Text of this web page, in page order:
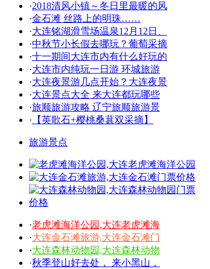
·2018清风小镇～冬日里最暖的风
·金石滩 丝路上的明珠……
·大连铭湖滑雪场温泉12月12日、
·中秋节小长假去哪玩？葡萄采摘
·十一期间大连市内有什么好玩的
·大连市内纯玩一日游 环城旅游
·大连夜景游几点开始？大连夜景
·大连景点大全 来大连都玩哪些
·旅顺旅游攻略 辽宁旅顺旅游景
· 【英歌石+樱桃桑葚双采摘】
旅游景点
·老虎滩海洋公园,大连老虎滩海
·大连金石滩旅游,大连金石滩门
·大连森林动物园,大连森林动物
·秋季登山好去处， 来小黑山，